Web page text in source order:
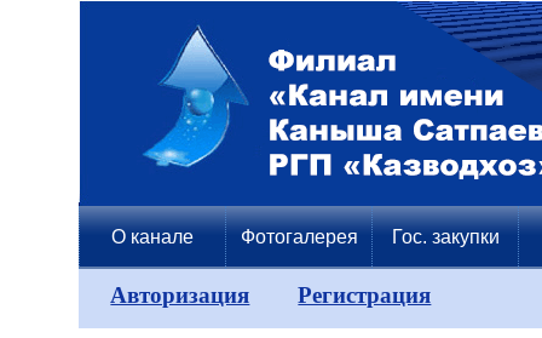
О канале Фотогалерея Гос. закупки
Авторизация Регистрация